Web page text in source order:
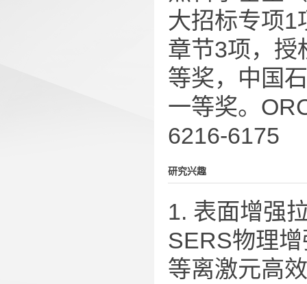
大招标专项1
章节3项，授
等奖，中国
一等奖。
6216-6175
研究兴趣
1. 表面增强
SERS物理
等离激元高